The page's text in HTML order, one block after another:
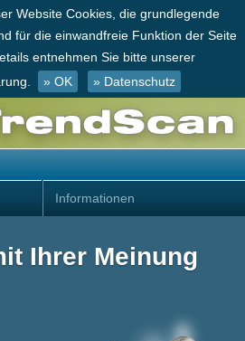
Website Cookies, die grundlegende
für die einwandfreie Funktion der Seite
entnehmen Sie bitte unserer
» OK » Datenschutz
Informationen
Ihrer Meinung